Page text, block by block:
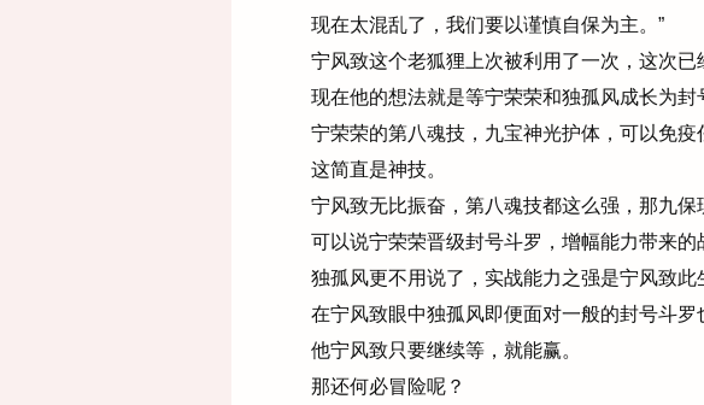
现在太混乱了，我们要以谨慎自保为主。”
宁风致这个老狐狸上次被利用了一次，这次已
现在他的想法就是等宁荣荣和独孤风成长为封
宁荣荣的第八魂技，九宝神光护体，可以免疫
这简直是神技。
宁风致无比振奋，第八魂技都这么强，那九保
可以说宁荣荣晋级封号斗罗，增幅能力带来的
独孤风更不用说了，实战能力之强是宁风致此
在宁风致眼中独孤风即便面对一般的封号斗罗
他宁风致只要继续等，就能赢。
那还何必冒险呢？